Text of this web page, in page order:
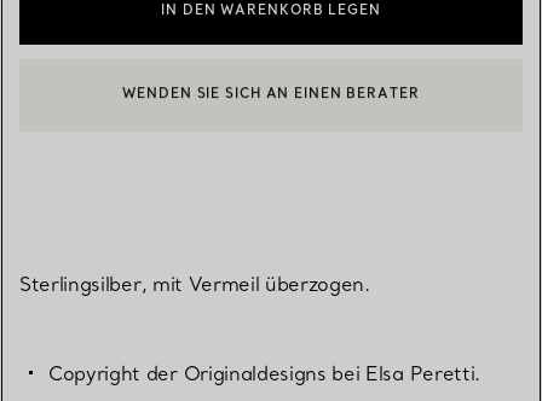
IN DEN WARENKORB LEGEN
Sterlingsilber, mit Vermeil überzogen.
Copyright der Originaldesigns bei Elsa Peretti.